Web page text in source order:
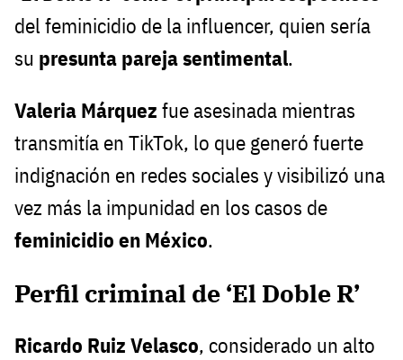
del feminicidio de la influencer, quien sería
su presunta pareja sentimental.
Valeria Márquez fue asesinada mientras
transmitía en TikTok, lo que generó fuerte
indignación en redes sociales y visibilizó una
vez más la impunidad en los casos de
feminicidio en México.
Perfil criminal de ‘El Doble R’
Ricardo Ruiz Velasco, considerado un alto